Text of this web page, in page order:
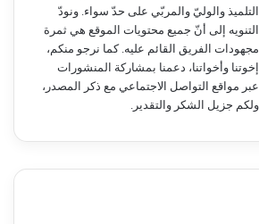
التلميذ والوليّ والمربّي على حدّ سواء. ونودّ
التنويه إلى أنّ جميع محتويات الموقع هي ثمرة
مجهودات الفريق القائم عليه. كما نرجو منكم،
إخوتنا وأخواتنا، دعمنا بمشاركة المنشورات
عبر مواقع التواصل الاجتماعي مع ذكر المصدر،
ولكم جزيل الشكر والتقدير.